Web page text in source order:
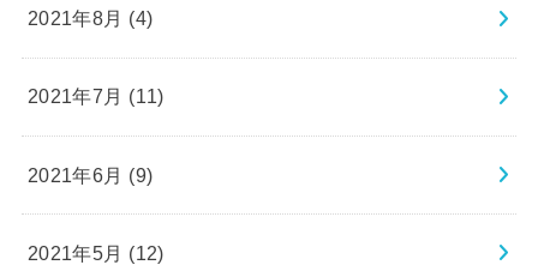
2021年8月 (4)
2021年7月 (11)
2021年6月 (9)
2021年5月 (12)